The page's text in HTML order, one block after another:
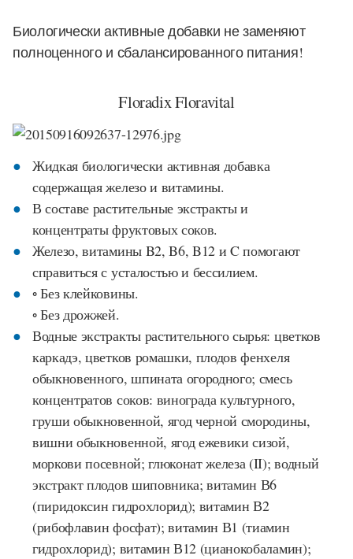
Биологически активные добавки не заменяют
полноценного и сбалансированного питания!
Floradix Floravital
Жидкая биологически активная добавка
содержащая железо и витамины.
В составе растительные экстракты и
концентраты фруктовых соков.
Железо, витамины B2, B6, B12 и C помогают
справиться с усталостью и бессилием.
◦ Без клейковины.
◦ Без дрожжей.
Водные экстракты растительного сырья: цветков
каркадэ, цветков ромашки, плодов фенхеля
обыкновенного, шпината огородного; смесь
концентратов соков: винограда культурного,
груши обыкновенной, ягод черной смородины,
вишни обыкновенной, ягод ежевики сизой,
моркови посевной; глюконат железа (II); водный
экстракт плодов шиповника; витамин В6
(пиридоксин гидрохлорид); витамин В2
(рибофлавин фосфат); витамин В1 (тиамин
гидрохлорид); витамин В12 (цианокобаламин);